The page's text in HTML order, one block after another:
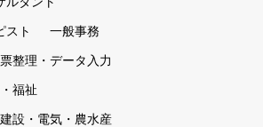
スト 一般事務
整理・データ入力
福祉
設・電気・農水産